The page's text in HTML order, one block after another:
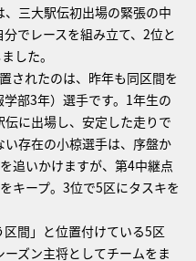
三大駅伝初出場の緊張の中
でレースを組み立て、2位と
した。
されたのは、昨年も同区間を
部3年）選手です。1年生の
に出場し、安定した走りで
存在の小椋選手は、序盤か
追いかけますが、第4中継点
キープ。3位で5区にタスキを
間」と位置付けている5区
ーズン主将としてチームをま